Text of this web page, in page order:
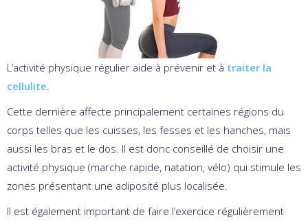
L’activité physique régulier aide à prévenir et à traiter la
cellulite.
Cette dernière affecte principalement certaines régions du
corps telles que les cuisses, les fesses et les hanches, mais
aussi les bras et le dos. Il est donc conseillé de choisir une
activité physique (marche rapide, natation, vélo) qui stimule les
zones présentant une adiposité plus localisée.
Il est également important de faire l’exercice régulièrement